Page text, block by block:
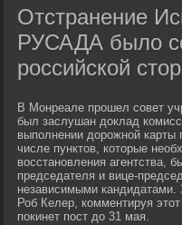
Отстранение
РУСАДА было
российской
В Монреале прошел совет
был заслушан доклад
выполнении дорожной
числе пунктов, которые
восстановления агентства,
председателя и вице-
независимыми кандидатами.
Роб Келер, комментируя
покинет пост до 31 мая.